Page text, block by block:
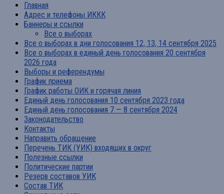
Главная
Адрес и телефоны ИККК
Баннеры и ссылки
Все о выборах
Все о выборах в дни голосования 12, 13, 14 сентября 2025
Все о выборах в единый день голосования 20 сентября
2026 года
Выборы и референдумы
График приема
График работы ОИК и горячая линия
Единый день голосования 10 сентября 2023 года
Единый день голосования 7 — 8 сентября 2024
Законодательство
Контакты
Направить обращение
Перечень ТИК (УИК) входящих в округ
Полезные ссылки
Политические партии
Резерв составов УИК
Состав ТИК